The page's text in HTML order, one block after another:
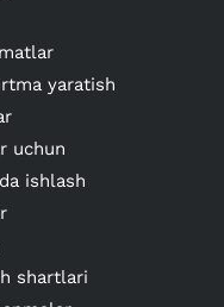
yaratish
uchun
ishlash
shartlari